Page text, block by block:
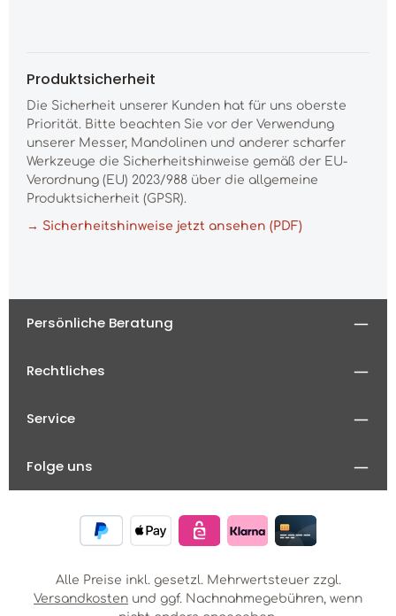
Produktsicherheit
Die Sicherheit unserer Kunden hat für uns oberste
Priorität. Bitte beachten Sie vor der Verwendung
unserer Messer, Mandolinen und anderer scharfer
Werkzeuge die Sicherheitshinweise gemäß der EU-
Verordnung (EU) 2023/988 über die allgemeine
Produktsicherheit (GPSR).
→ Sicherheitshinweise jetzt ansehen (PDF)
Persönliche Beratung
Rechtliches
Service
Folge uns
Alle Preise inkl. gesetzl. Mehrwertsteuer zzgl.
Versandkosten und ggf. Nachnahmegebühren, wenn